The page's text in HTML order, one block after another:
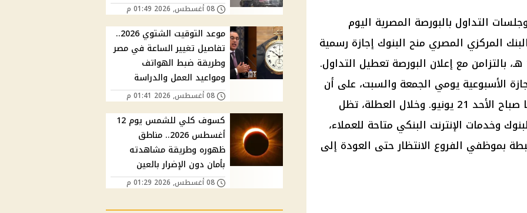
التداول بالبورصة المصرية اليوم
2026، بعد قرار البنك المركزي المصري منح البنوك إجازة رسمية
بمناسبة رأس السنة الهجرية 1448 هـ، بالتزامن مع إعلان البورصة تعطيل التداول.
الأسبوعية يومي الجمعة والسبت، على أن
تستأنف البنوك والبورصة نشاطهما صباح الأحد 21 يونيو. وخلال العطلة، تظل
وخدمات الإنترنت البنكي متاحة للعملاء،
بموظفي الفروع الانتظار حتى العودة إلى
08 أغسطس, 2026 01:49 م
موعد التوقيت الشتوي 2026..
تفاصيل تغيير الساعة في مصر
وطريقة ضبط الهواتف
ومواعيد العمل والدراسة
08 أغسطس, 2026 01:41 م
كسوف كلي للشمس يوم 12
أغسطس 2026.. مناطق
ظهوره وطريقة مشاهدته
بأمان دون الإضرار بالعين
08 أغسطس, 2026 01:29 م